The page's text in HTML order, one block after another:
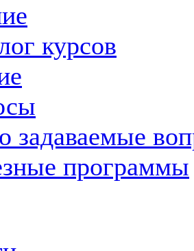
курсов
задаваемые
программы